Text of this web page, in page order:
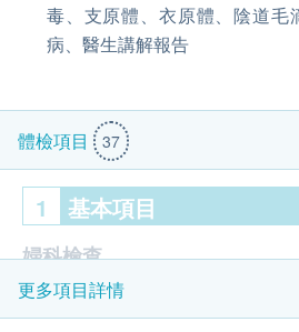
毒、支原體、衣原體、陰道毛
病、醫生講解報告
體檢項目 37
1 基本項目
婦科檢查
細菌性陰道病
更多項目詳情